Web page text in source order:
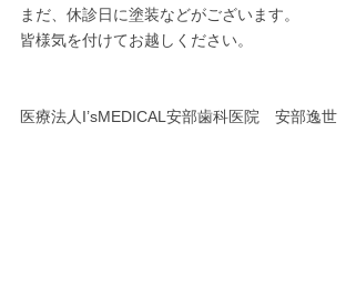
まだ、休診日に塗装などがございます。
皆様気を付けてお越しください。
医療法人I’sMEDICAL安部歯科医院 安部逸世